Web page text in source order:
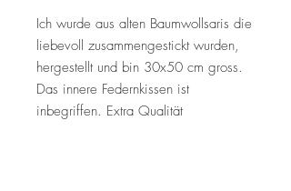
Ich wurde aus alten Baumwollsaris die
liebevoll zusammengestickt wurden,
hergestellt und bin 30x50 cm gross.
Das innere Federnkissen ist
inbegriffen. Extra Qualität